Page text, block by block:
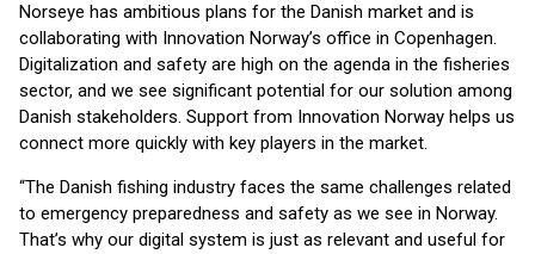
Norseye has ambitious plans for the Danish market and is
collaborating with Innovation Norway’s office in Copenhagen.
Digitalization and safety are high on the agenda in the fisheries
sector, and we see significant potential for our solution among
Danish stakeholders. Support from Innovation Norway helps us
connect more quickly with key players in the market.
“The Danish fishing industry faces the same challenges related
to emergency preparedness and safety as we see in Norway.
That’s why our digital system is just as relevant and useful for